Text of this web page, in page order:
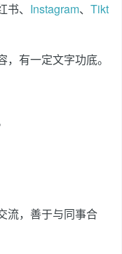
、 Instagram、 Tikt
有一定文字功底。
流，善于与同事合